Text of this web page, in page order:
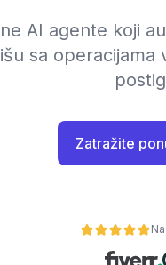
AI agente koji
sa
Zatražite